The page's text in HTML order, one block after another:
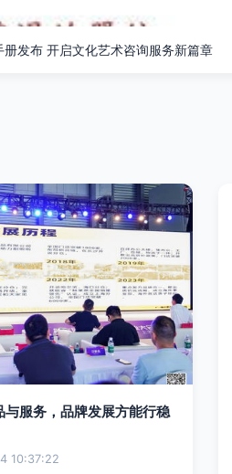
发布 开启文化艺术咨询服务新篇章
与服务，品牌发展方能行稳
10:37:22